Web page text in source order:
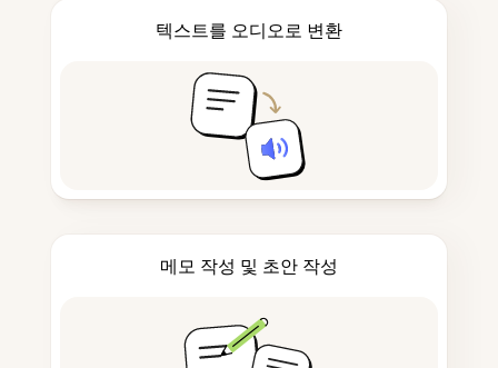
텍스트를 오디오로 변환
메모 작성 및 초안 작성